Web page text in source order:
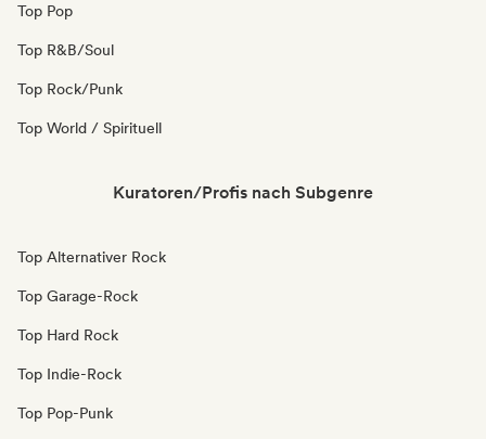
Top Pop
Top R&B/Soul
Top Rock/Punk
Top World / Spirituell
Kuratoren/Profis nach Subgenre
Top Alternativer Rock
Top Garage-Rock
Top Hard Rock
Top Indie-Rock
Top Pop-Punk